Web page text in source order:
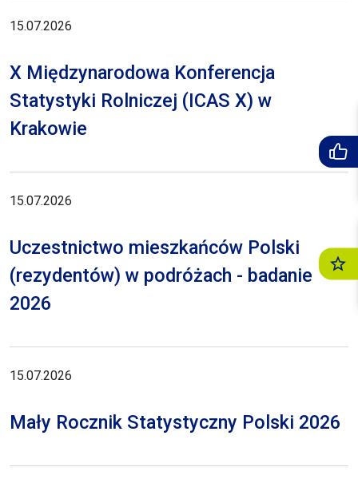
15.07.2026
X Międzynarodowa Konferencja
Statystyki Rolniczej (ICAS X) w
Krakowie
15.07.2026
Uczestnictwo mieszkańców Polski
(rezydentów) w podróżach - badanie
2026
15.07.2026
Mały Rocznik Statystyczny Polski 2026